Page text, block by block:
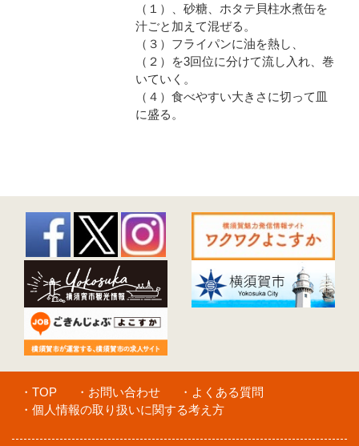
（１）、砂糖、ホタテ貝柱水煮缶を
汁ごと加えて混ぜる。
（３）フライパンに油を熱し、
（２）を3回位に分けて流し入れ、巻
いていく。
（４）食べやすい大きさに切って皿
に盛る。
・TOP ・お問い合わせ
・よくある質問
・個人情報の取り扱いに関する考え方